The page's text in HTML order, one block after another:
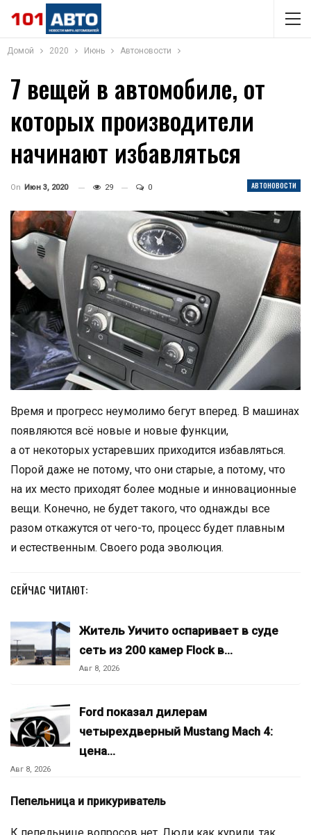
Домой 2020 Июнь Автоновости
7 вещей в автомобиле, от
которых производители
начинают избавляться
АВТОНОВОСТИ
On Июн 3, 2020 29 0
Время и прогресс неумолимо бегут вперед. В машинах
появляются всё новые и новые функции,
а от некоторых устаревших приходится избавляться.
Порой даже не потому, что они старые, а потому, что
на их место приходят более модные и инновационные
вещи. Конечно, не будет такого, что однажды все
разом откажутся от чего-то, процесс будет плавным
и естественным. Своего рода эволюция.
СЕЙЧАС ЧИТАЮТ:
Житель Уичито оспаривает в суде
сеть из 200 камер Flock в…
Авг 8, 2026
Ford показал дилерам
четырехдверный Mustang Mach 4:
цена…
Авг 8, 2026
Пепельница и прикуриватель